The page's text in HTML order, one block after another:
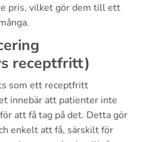
pris, vilket gör dem till ett
receptfritt)
som ett receptfritt
innebär att patienter inte
att få tag på det. Detta gör
enkelt att få, särskilt för